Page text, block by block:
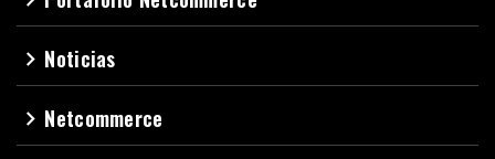
navigate_next Noticias
navigate_next Netcommerce